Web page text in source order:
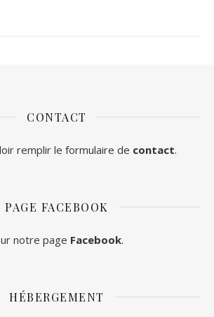
CONTACT
remplir le formulaire de contact.
PAGE FACEBOOK
notre page Facebook.
HÉBERGEMENT